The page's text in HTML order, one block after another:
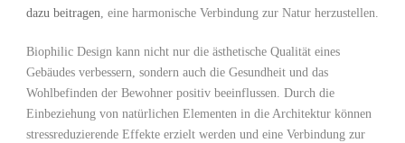
dazu beitragen, eine harmonische Verbindung zur ‍Natur herzustellen.
Biophilic⁤ Design ⁣kann nicht nur⁤ die ästhetische Qualität ​eines
Gebäudes verbessern, sondern auch die Gesundheit‍ und das
‌Wohlbefinden ⁢der Bewohner positiv beeinflussen. Durch die⁣
Einbeziehung von⁣ natürlichen Elementen in die Architektur können
stressreduzierende Effekte erzielt​ werden⁤ und eine Verbindung zur